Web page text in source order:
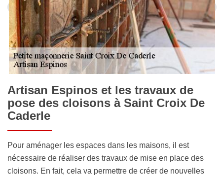
Artisan Espinos et les travaux de
pose des cloisons à Saint Croix De
Caderle
Pour aménager les espaces dans les maisons, il est
nécessaire de réaliser des travaux de mise en place des
cloisons. En fait, cela va permettre de créer de nouvelles